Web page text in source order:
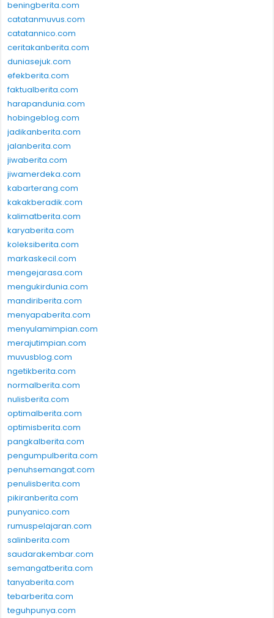
beningberita.com
catatanmuvus.com
catatannico.com
ceritakanberita.com
duniasejuk.com
efekberita.com
faktualberita.com
harapandunia.com
hobingeblog.com
jadikanberita.com
jalanberita.com
jiwaberita.com
jiwamerdeka.com
kabarterang.com
kakakberadik.com
kalimatberita.com
karyaberita.com
koleksiberita.com
markaskecil.com
mengejarasa.com
mengukirdunia.com
mandiriberita.com
menyapaberita.com
menyulamimpian.com
merajutimpian.com
muvusblog.com
ngetikberita.com
normalberita.com
nulisberita.com
optimalberita.com
optimisberita.com
pangkalberita.com
pengumpulberita.com
penuhsemangat.com
penulisberita.com
pikiranberita.com
punyanico.com
rumuspelajaran.com
salinberita.com
saudarakembar.com
semangatberita.com
tanyaberita.com
tebarberita.com
teguhpunya.com